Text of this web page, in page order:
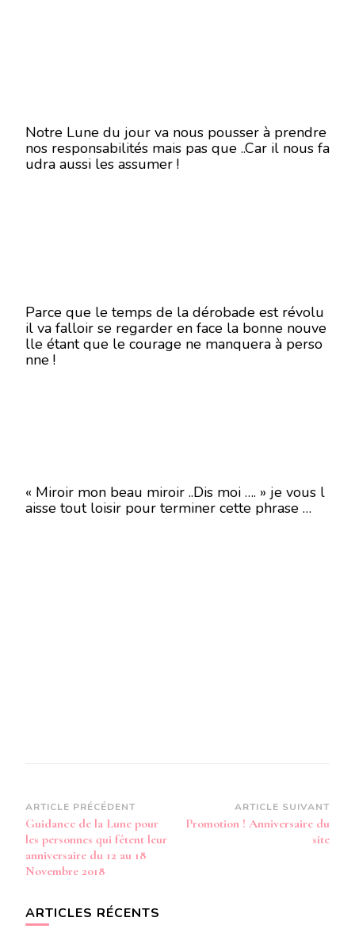
Notre Lune du jour va nous pousser à prendre
nos responsabilités mais pas que ..Car il nous fa
udra aussi les assumer !
Parce que le temps de la dérobade est révolu
il va falloir se regarder en face la bonne nouve
lle étant que le courage ne manquera à perso
nne !
« Miroir mon beau miroir ..Dis moi …. » je vous l
aisse tout loisir pour terminer cette phrase …
Navigation
d’article
ARTICLE PRÉCÉDENT
Guidance de la Lune pour
les personnes qui fêtent leur
anniversaire du 12 au 18
Novembre 2018
ARTICLE SUIVANT
Promotion ! Anniversaire du
site
ARTICLES RÉCENTS